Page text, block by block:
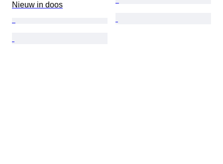
Nieuw in doos